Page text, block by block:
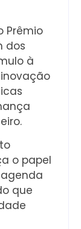
Prêmio
dos
à
o papel
que